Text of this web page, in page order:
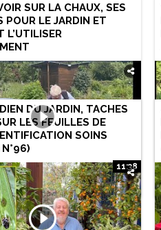
SUR LA CHAUX, SES
POUR LE JARDIN ET
L’UTILISER
11:38
29789 390
DU JARDIN, TACHES
LES FEUILLES DE
SOINS